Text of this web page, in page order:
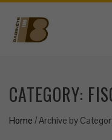
CATEGORY:
Home /Archive by